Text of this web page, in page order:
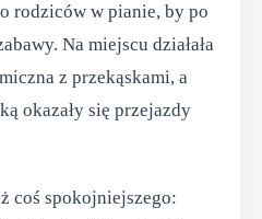
rodziców w pianie, by po
Na miejscu działała
z przekąskami, a
okazały się przejazdy
coś spokojniejszego: